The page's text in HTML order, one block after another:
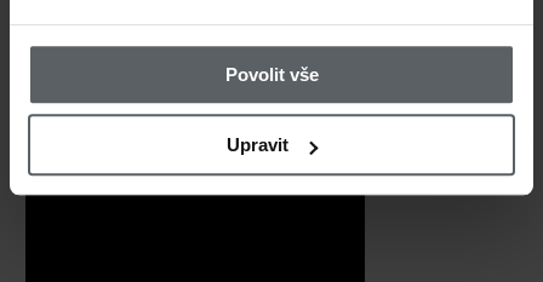
Povolit vše
Upravit
Velmi příjemné, vzdušné a lehoučké
značky CzechNymph na hrudníku a
ideálním parťákem pro vaše rybářské